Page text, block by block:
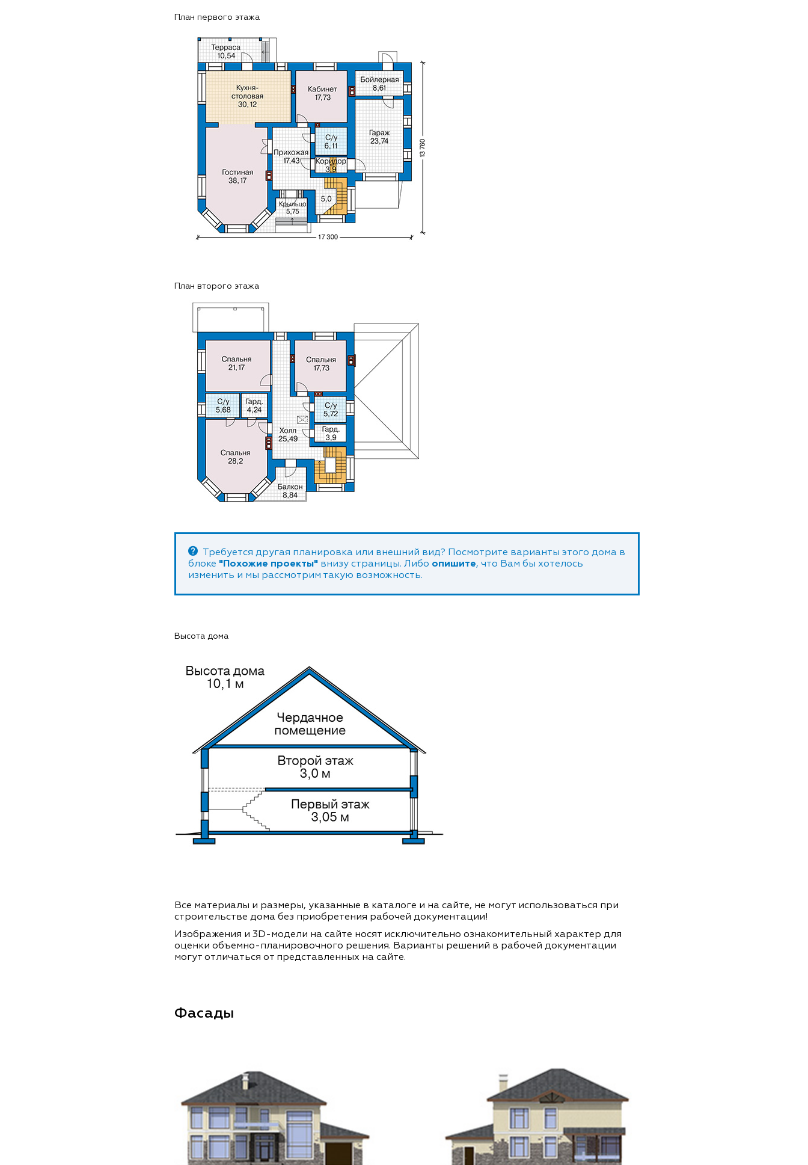
План первого этажа
План второго этажа
Требуется другая планировка или внешний вид? Посмотрите варианты этого дома в
блоке "Похожие проекты" внизу страницы. Либо опишите, что Вам бы хотелось
изменить и мы рассмотрим такую возможность.
Высота дома
Все материалы и размеры, указанные в каталоге и на сайте, не могут использоваться при
строительстве дома без приобретения рабочей документации!
Изображения и 3D-модели на сайте носят исключительно ознакомительный характер для
оценки объемно-планировочного решения. Варианты решений в рабочей документации
могут отличаться от представленных на сайте.
Фасады